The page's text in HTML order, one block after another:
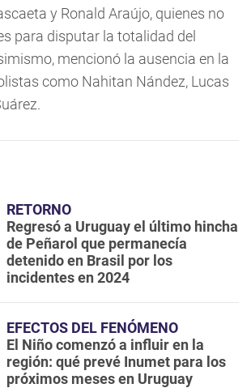
y Ronald Araújo, quienes no
para disputar la totalidad del
mencionó la ausencia en la
como Nahitan Nández, Lucas
RETORNO
Regresó a Uruguay el último hincha
de Peñarol que permanecía
detenido en Brasil por los
incidentes en 2024
EFECTOS DEL FENÓMENO
El Niño comenzó a influir en la
región: qué prevé Inumet para los
próximos meses en Uruguay